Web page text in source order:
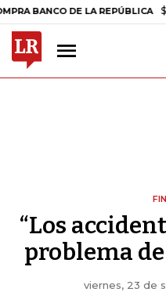
DE LA REPÚBLICA $
“Los
problema
viernes, 23 de